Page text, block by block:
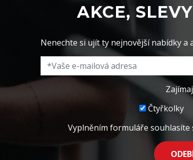
AKCE,
Nenechte si ujít ty nejnovější nabídky a
Čtyřkolky
Vyplněním formuláře souhlasíte